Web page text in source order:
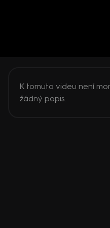
K tomuto videu není
žádný popis.